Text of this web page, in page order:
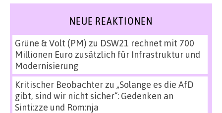
NEUE REAKTIONEN
Grüne & Volt (PM) zu DSW21 rechnet mit 700
Millionen Euro zusätzlich für Infrastruktur und
Modernisierung
Kritischer Beobachterzu „Solange es die AfD
gibt, sind wir nicht sicher“: Gedenken an
Sinti:zze und Rom:nja